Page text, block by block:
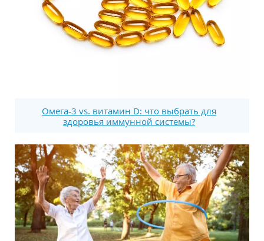
Омега-3 vs. витамин D: что выбрать для
здоровья иммунной системы?